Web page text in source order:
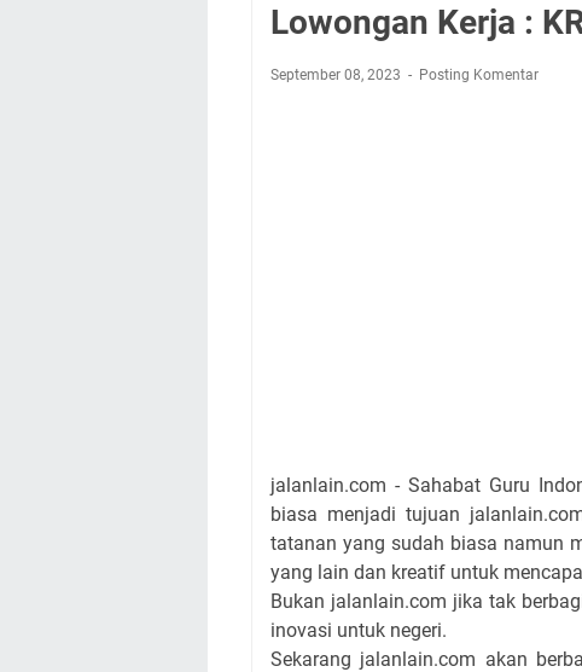
Lowongan Kerja :
September 08, 2023 Posting Komentar
jalanlain.com - Sahabat Guru
biasa menjadi tujuan
tatanan yang sudah biasa namun
yang lain dan kreatif untuk
Bukan jalanlain.com jika tak
inovasi untuk negeri.
Sekarang jalanlain.com akan